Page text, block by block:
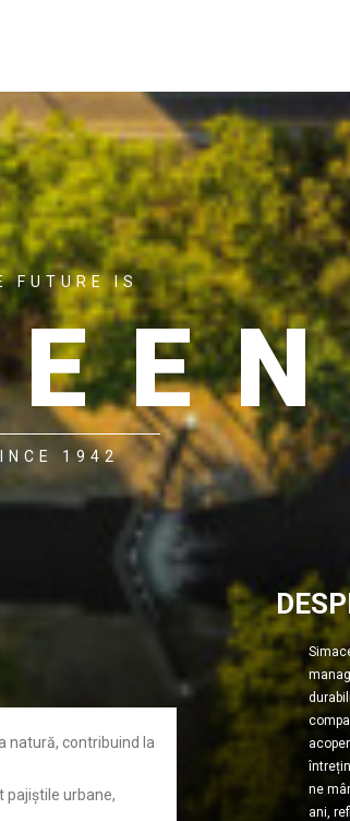
FUTURE IS
1942
ne
ani,
natură, contribuind la
pajiștile urbane,